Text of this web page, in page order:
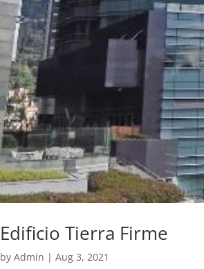
Edificio Tierra Firme
byAdmin |Aug 3, 2021